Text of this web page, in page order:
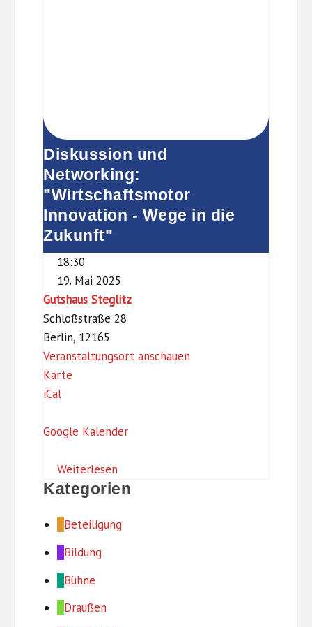
Diskussion und
Networking:
"Wirtschaftsmotor
Innovation - Wege in die
Zukunft"
18:30
19. Mai 2025
Gutshaus Steglitz
Schloßstraße 28
Berlin, 12165
Veranstaltungsort anschauen
Karte
s
a
u
S
g
iCal
Google Kalender
Weiterlesen
Kategorien
Beteiligung
Bildung
Bühne
Draußen